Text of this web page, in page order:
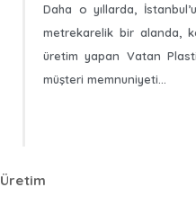
Daha o yıllarda,
metrekarelik bir alanda,
üretim yapan Vatan
müşteri memnuniyeti…
Üretim